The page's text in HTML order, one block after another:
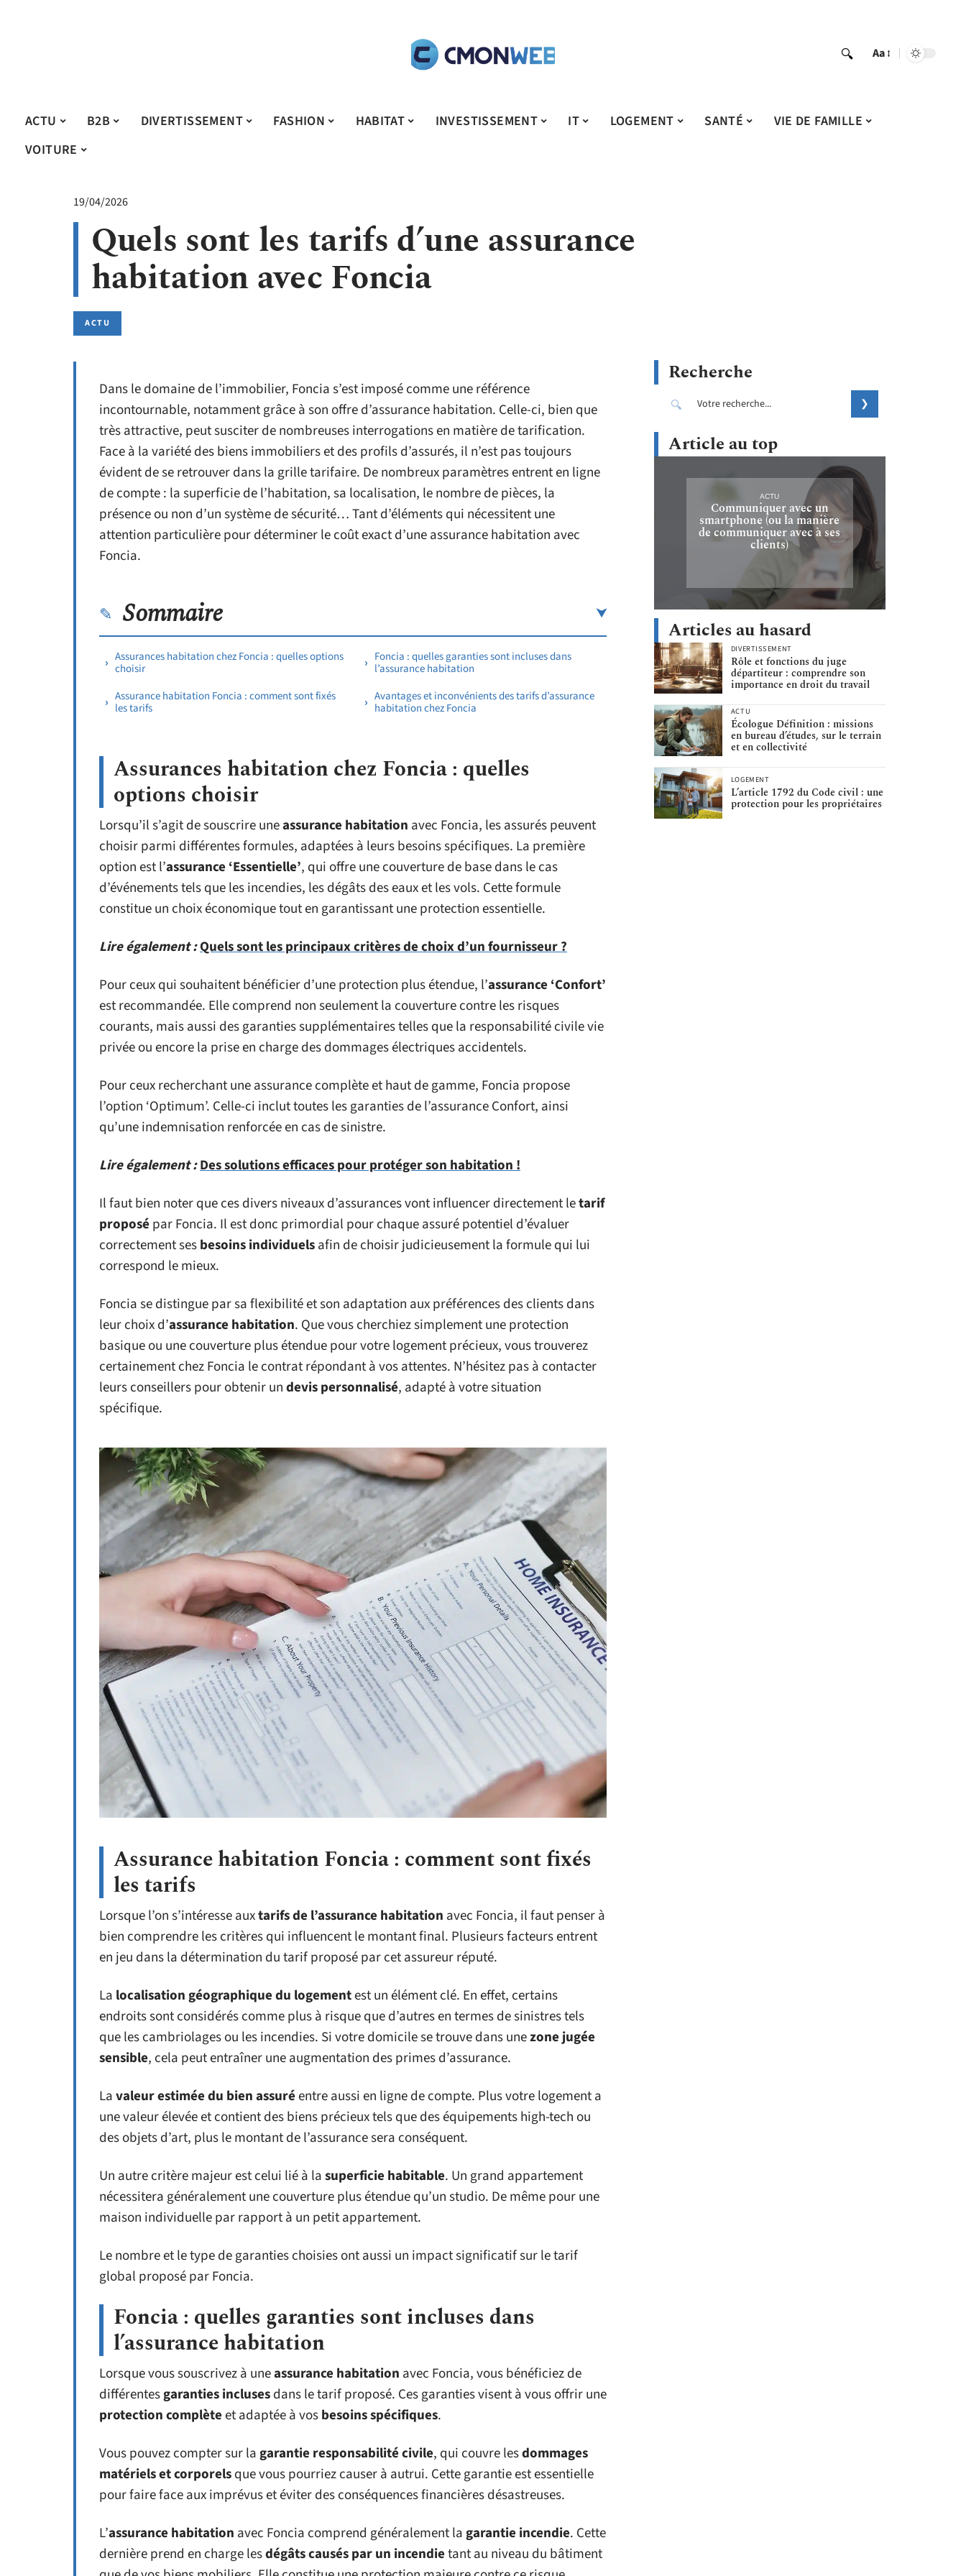
Aa
ACTU B2B DIVERTISSEMENT FASHION HABITAT INVESTISSEMENT IT LOGEMENT SANTÉ
VIE DE FAMILLE
VOITURE
19/04/2026
Quels sont les tarifs d’une assurance
habitation avec Foncia
ACTU
Dans le domaine de l’immobilier, Foncia s’est imposé comme une référence
incontournable, notamment grâce à son offre d’assurance habitation. Celle-ci, bien que
très attractive, peut susciter de nombreuses interrogations en matière de tarification.
Face à la variété des biens immobiliers et des profils d’assurés, il n’est pas toujours
évident de se retrouver dans la grille tarifaire. De nombreux paramètres entrent en ligne
de compte : la superficie de l’habitation, sa localisation, le nombre de pièces, la
présence ou non d’un système de sécurité… Tant d’éléments qui nécessitent une
attention particulière pour déterminer le coût exact d’une assurance habitation avec
Foncia.
Sommaire
Assurances habitation chez Foncia : quelles options
choisir
Assurance habitation Foncia : comment sont fixés
les tarifs
Foncia : quelles garanties sont incluses dans
l’assurance habitation
Avantages et inconvénients des tarifs d’assurance
habitation chez Foncia
Assurances habitation chez Foncia : quelles
options choisir
Lorsqu’il s’agit de souscrire uneassurance habitation avec Foncia, les assurés peuvent
choisir parmi différentes formules, adaptées à leurs besoins spécifiques. La première
option est l’assurance ‘Essentielle’, qui offre une couverture de base dans le cas
d’événements tels que les incendies, les dégâts des eaux et les vols. Cette formule
constitue un choix économique tout en garantissant une protection essentielle.
Lire également :Quels sont les principaux critères de choix d’un fournisseur ?
Pour ceux qui souhaitent bénéficier d’une protection plus étendue, l’assurance ‘Confort’
est recommandée. Elle comprend non seulement la couverture contre les risques
courants, mais aussi des garanties supplémentaires telles que la responsabilité civile vie
privée ou encore la prise en charge des dommages électriques accidentels.
Pour ceux recherchant une assurance complète et haut de gamme, Foncia propose
l’option ‘Optimum’. Celle-ci inclut toutes les garanties de l’assurance Confort, ainsi
qu’une indemnisation renforcée en cas de sinistre.
Lire également :Des solutions efficaces pour protéger son habitation !
Il faut bien noter que ces divers niveaux d’assurances vont influencer directement letarif
proposé par Foncia. Il est donc primordial pour chaque assuré potentiel d’évaluer
correctement sesbesoins individuelsafin de choisir judicieusement la formule qui lui
correspond le mieux.
Foncia se distingue par sa flexibilité et son adaptation aux préférences des clients dans
leur choix d’assurance habitation. Que vous cherchiez simplement une protection
basique ou une couverture plus étendue pour votre logement précieux, vous trouverez
certainement chez Foncia le contrat répondant à vos attentes. N’hésitez pas à contacter
leurs conseillers pour obtenir undevis personnalisé, adapté à votre situation
spécifique.
Assurance habitation Foncia : comment sont fixés
les tarifs
Lorsque l’on s’intéresse auxtarifs de l’assurance habitation avec Foncia, il faut penser à
bien comprendre les critères qui influencent le montant final. Plusieurs facteurs entrent
en jeu dans la détermination du tarif proposé par cet assureur réputé.
La localisation géographique du logementest un élément clé. En effet, certains
endroits sont considérés comme plus à risque que d’autres en termes de sinistres tels
que les cambriolages ou les incendies. Si votre domicile se trouve dans unezone jugée
sensible, cela peut entraîner une augmentation des primes d’assurance.
Lavaleur estimée du bien assuréentre aussi en ligne de compte. Plus votre logement a
une valeur élevée et contient des biens précieux tels que des équipements high-tech ou
des objets d’art, plus le montant de l’assurance sera conséquent.
Un autre critère majeur est celui lié à lasuperficie habitable. Un grand appartement
nécessitera généralement une couverture plus étendue qu’un studio. De même pour une
maison individuelle par rapport à un petit appartement.
Le nombre et le type de garanties choisies ont aussi un impact significatif sur le tarif
global proposé par Foncia.
Foncia : quelles garanties sont incluses dans
l’assurance habitation
Lorsque vous souscrivez à uneassurance habitation avec Foncia, vous bénéficiez de
différentesgaranties inclusesdans le tarif proposé. Ces garanties visent à vous offrir une
protection complèteet adaptée à vosbesoins spécifiques.
Vous pouvez compter sur lagarantie responsabilité civile, qui couvre lesdommages
matériels et corporelsque vous pourriez causer à autrui. Cette garantie est essentielle
pour faire face aux imprévus et éviter des conséquences financières désastreuses.
L’assurance habitation avec Foncia comprend généralement lagarantie incendie. Cette
dernière prend en charge lesdégâts causés par un incendietant au niveau du bâtiment
Recherche
Article au top
ACTU
Communiquer avec un
smartphone (ou la manière
de communiquer avec à ses
clients)
Articles au hasard
DIVERTISSEMENT
Rôle et fonctions du juge
départiteur : comprendre son
importance en droit du travail
ACTU
Écologue Définition : missions
en bureau d’études, sur le terrain
et en collectivité
LOGEMENT
L’article 1792 du Code civil : une
protection pour les propriétaires